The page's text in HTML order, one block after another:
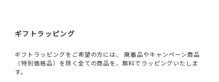
ギフトラッピング
ギフトラッピングをご希望の方には、 廃番品やキャンペーン商品
（特別価格品）を除く全ての商品を、無料でラッピングいたしま
す。